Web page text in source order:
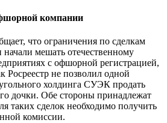
компании
что ограничения по сделкам
мешать отечественному
с офшорной регистрацией,
Росреестр не позволил одной
холдинга СУЭК продать
дочки. Обе стороны принадлежат
таких сделок необходимо получить
комиссии.